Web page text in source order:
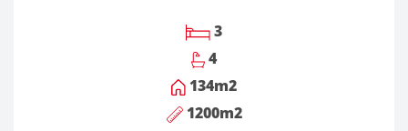
3
4
134m2
1200m2